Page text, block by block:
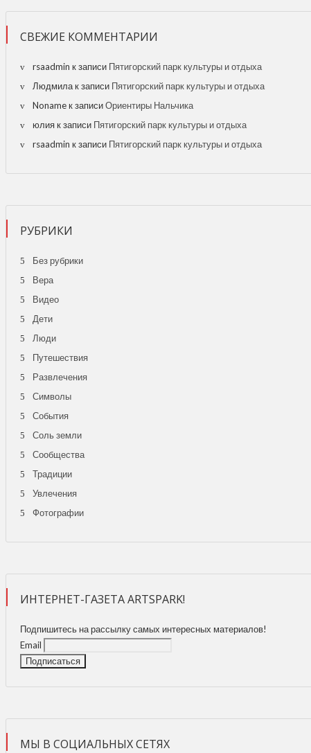
СВЕЖИЕ КОММЕНТАРИИ
rsaadmin к записи Пятигорский парк культуры и отдыха
Людмилак записи Пятигорский парк культуры и отдыха
Nonameк записиОриентиры Нальчика
юлияк записи Пятигорский парк культуры и отдыха
rsaadmin к записи Пятигорский парк культуры и отдыха
РУБРИКИ
Без рубрики
Вера
Видео
Дети
Люди
Путешествия
Развлечения
Символы
События
Соль земли
Сообщества
Традиции
Увлечения
Фотографии
ИНТЕРНЕТ-ГАЗЕТА ARTSPARK!
Подпишитесь на рассылку самых интересных материалов!
Email
МЫ В СОЦИАЛЬНЫХ СЕТЯХ